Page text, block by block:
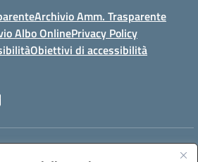
Archivio Amm. Trasparente
Albo OnlinePrivacy Policy
Obiettivi di accessibilità